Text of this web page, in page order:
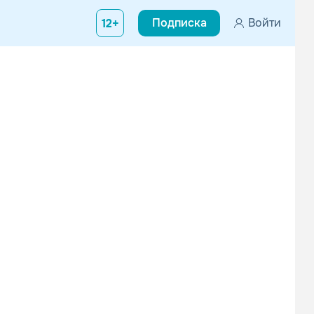
12+ Подписка Войти
продюсера и певца в жанре шансон. В 2013 году у Эдуарда